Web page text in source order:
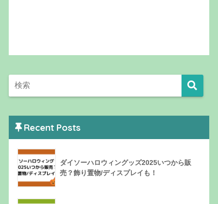
Recent Posts
ダイソーハロウィングッズ2025いつから販
売？飾り置物/ディスプレイも！